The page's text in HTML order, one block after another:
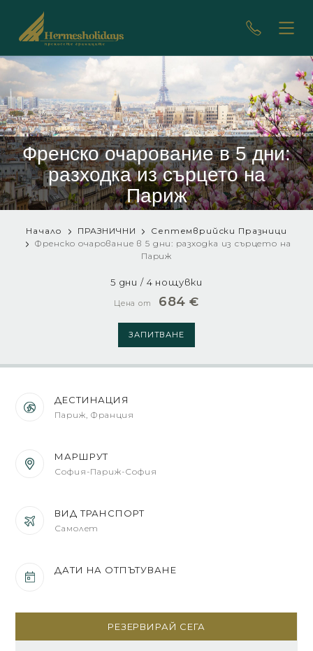
Френско очарование в 5 дни:
разходка из сърцето на
Париж
Начало ПРАЗНИЧНИ
Септемврийски Празници
Френско очарование в 5 дни: разходка из сърцето на
Париж
5 дни / 4 нощувки
Цена от 684 €
ЗАПИТВАНЕ
ДЕСТИНАЦИЯ
Париж, Франция
МАРШРУТ
София-Париж-София
ВИД ТРАНСПОРТ
Самолет
ДАТИ НА ОТПЪТУВАНЕ
РЕЗЕРВИРАЙ СЕГА